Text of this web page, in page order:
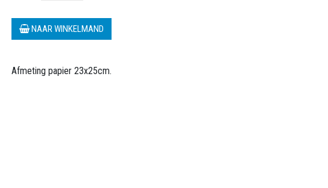
NAAR WINKELMAND
Afmeting papier 23x25cm.